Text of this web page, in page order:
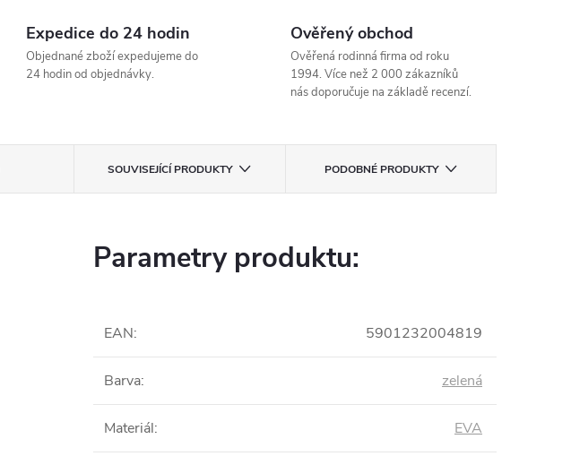
Expedice do 24 hodin
Objednané zboží expedujeme do
24 hodin od objednávky.
Ověřený obchod
Ověřená rodinná firma od roku
1994. Více než 2 000 zákazníků
nás doporučuje na základě recenzí.
SOUVISEJÍCÍ PRODUKTY PODOBNÉ PRODUKTY
Parametry produktu:
EAN: 5901232004819
Barva: zelená
Materiál: EVA